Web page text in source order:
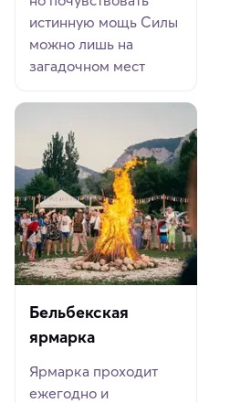
истинную мощь Силы
можно лишь на
загадочном мест
Бельбекская
ярмарка
Ярмарка проходит
ежегодно и